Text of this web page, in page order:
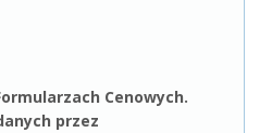
Cenowych.
przez